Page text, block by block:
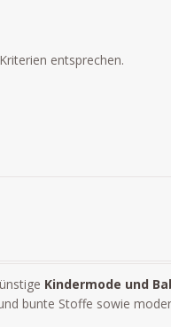
entsprechen.
Kindermode und
bunte Stoffe sowie